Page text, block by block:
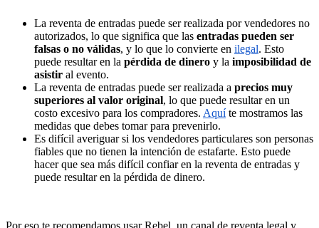
La reventa de entradas puede ser realizada por vendedores no
autorizados, lo que significa que las entradas pueden ser
falsas o no válidas, y lo que lo convierte en ilegal. Esto
puede resultar en la pérdida de dinero y la imposibilidad de
asistir al evento.
La reventa de entradas puede ser realizada a precios muy
superiores al valor original, lo que puede resultar en un
costo excesivo para los compradores. Aquíte mostramos las
medidas que debes tomar para prevenirlo.
Es difícil averiguar si los vendedores particulares son personas
fiables que no tienen la intención de estafarte. Esto puede
hacer que sea más difícil confiar en la reventa de entradas y
puede resultar en la pérdida de dinero.
Por eso te recomendamos usar Rebel, un canal de reventa legal y